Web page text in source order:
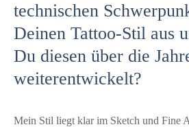
technischen
Deinen Tattoo-Stil aus
Du diesen über die
weiterentwickelt?
Mein Stil liegt klar im Sketch und Fine